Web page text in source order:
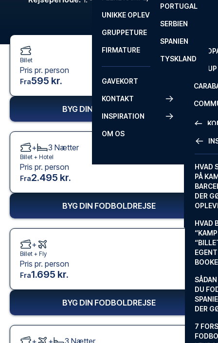
FA CUP
ROM
SEVILLA
PORTUGAL
SERBIEN
SPANIEN
TYSKLAND
UNIKKE OPLEVELSER
GRUPPETURE
FIRMATURE
GAVEKORT
KONTAKT
FAQ
INSPIRATION
HVAD
PÅ
DER
HVAD
DU
DER
7
OM OS
Billet
Pris pr. person
Fra595 kr.
BYG DIN FODBOLDREJSE
+ 3 Nætter
Billet + Hotel
Pris pr. person
Fra2.495 kr.
BYG DIN FODBOLDREJSE
+
Billet + Fly
Pris pr. person
Fra1.695 kr.
BYG DIN FODBOLDREJSE
+ + 3 Nætter